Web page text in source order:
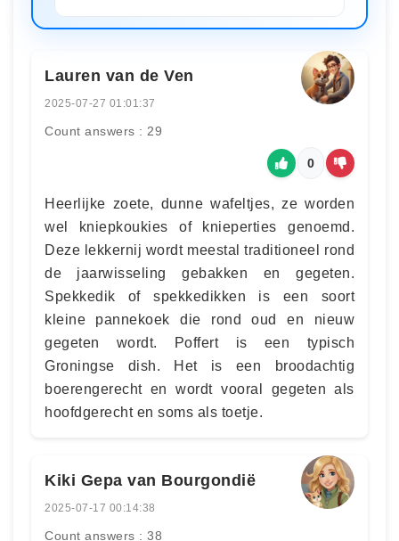
Lauren van de Ven
2025-07-27 01:01:37
Count answers : 29
0
Heerlijke zoete, dunne wafeltjes, ze worden
wel kniepkoukies of knieperties genoemd.
Deze lekkernij wordt meestal traditioneel rond
de jaarwisseling gebakken en gegeten.
Spekkedik of spekkedikken is een soort
kleine pannekoek die rond oud en nieuw
gegeten wordt. Poffert is een typisch
Groningse dish. Het is een broodachtig
boerengerecht en wordt vooral gegeten als
hoofdgerecht en soms als toetje.
Kiki Gepa van Bourgondië
2025-07-17 00:14:38
Count answers : 38